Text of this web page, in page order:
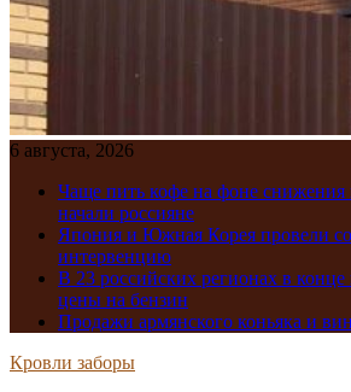
6 августа, 2026
Чаще пить кофе на фоне
начали россияне
Япония и Южная Корея провели
интервенцию
В 23 российских регионах в
цены на бензин
Продажи армянского коньяка и
Кровли заборы